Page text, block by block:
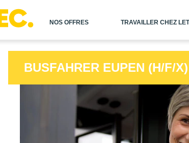
NOS OFFRES TRAVAILLER CHEZ
BUSFAHRER EUPEN (H/F/X)